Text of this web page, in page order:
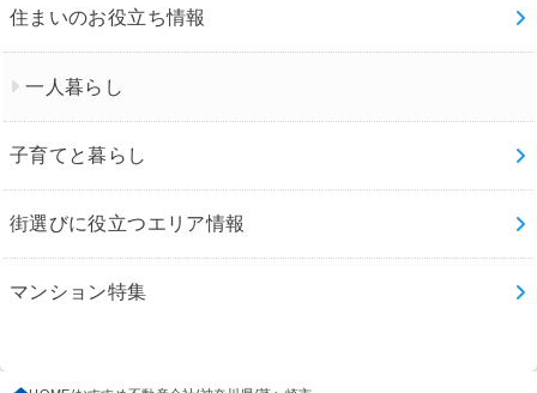
住まいのお役立ち情報
一人暮らし
子育てと暮らし
街選びに役立つエリア情報
マンション特集